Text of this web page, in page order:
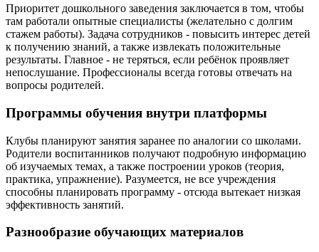
Приоритет дошкольного заведения заключается в том, чтобы
там работали опытные специалисты (желательно с долгим
стажем работы). Задача сотрудников - повысить интерес детей
к получению знаний, а также извлекать положительные
результаты. Главное - не теряться, если ребёнок проявляет
непослушание. Профессионалы всегда готовы отвечать на
вопросы родителей.
Программы обучения внутри платформы
Клубы планируют занятия заранее по аналогии со школами.
Родители воспитанников получают подробную информацию
об изучаемых темах, а также построении уроков (теория,
практика, упражнение). Разумеется, не все учреждения
способны планировать программу - отсюда вытекает низкая
эффективность занятий.
Разнообразие обучающих материалов